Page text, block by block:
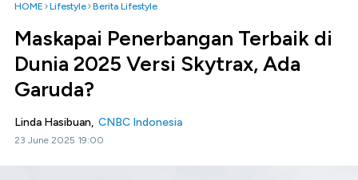
HOME Lifestyle Berita Lifestyle
Maskapai Penerbangan Terbaik di
Dunia 2025 Versi Skytrax, Ada
Garuda?
Linda Hasibuan, CNBC Indonesia
23 June 2025 19:00